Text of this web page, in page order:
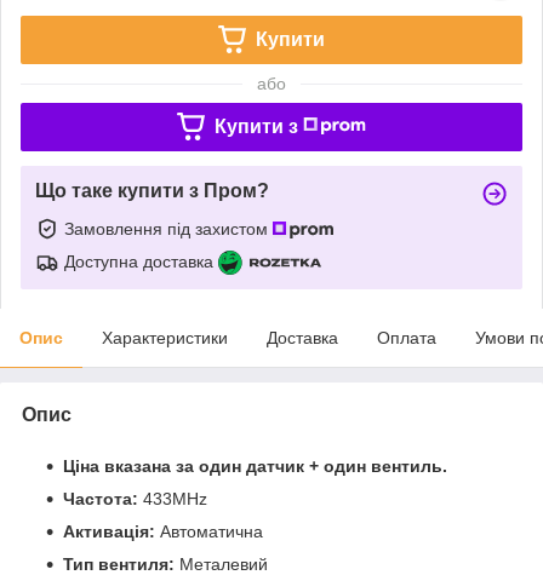
Купити
або
Купити з
Що таке купити з Пром?
Замовлення під захистом
Доступна доставка
Опис Характеристики Доставка Оплата Умови
Опис
Ціна вказана за один датчик + один вентиль.
Частота: 433MHz
Активація: Автоматична
Тип вентиля: Металевий